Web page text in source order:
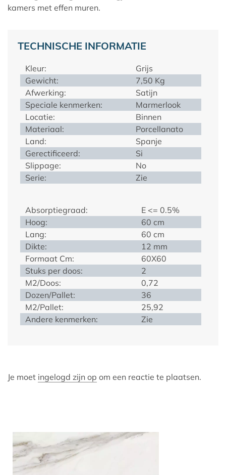
kamers met effen muren.
TECHNISCHE INFORMATIE
Kleur:
Grijs
Gewicht:
7,50 Kg
Afwerking:
Satijn
Speciale kenmerken:
Marmerlook
Locatie:
Binnen
Materiaal:
Porcellanato
Land:
Spanje
Gerectificeerd:
Si
Slippage:
No
Serie:
Zie
Absorptiegraad:
E <= 0.5%
Hoog:
60 cm
Lang:
60 cm
Dikte:
12 mm
Formaat Cm:
60X60
Stuks per doos:
2
M2/Doos:
0,72
Dozen/Pallet:
36
M2/Pallet:
25,92
Andere kenmerken:
Zie
Je moet ingelogd zijn op om een reactie te plaatsen.